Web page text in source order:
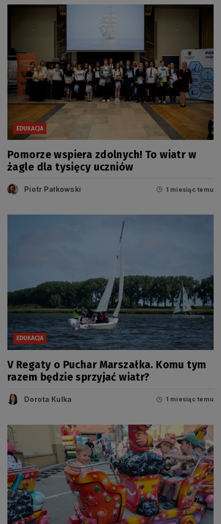
EDUKACJA
Pomorze wspiera zdolnych! To wiatr w
żagle dla tysięcy uczniów
Piotr Pałkowski 1 miesiąc temu
EDUKACJA
V Regaty o Puchar Marszałka. Komu tym
razem będzie sprzyjać wiatr?
Dorota Kulka 1 miesiąc temu